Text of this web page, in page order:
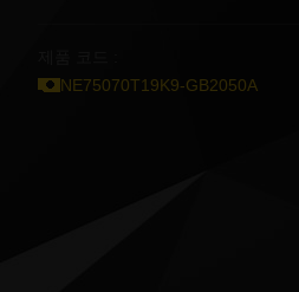
NE75070T19K9-GB2050A